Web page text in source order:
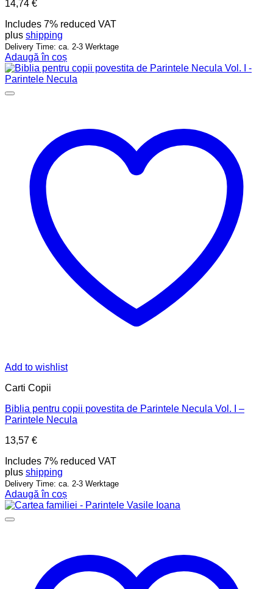
14,74 €
Includes 7% reduced VAT
plus shipping
Delivery Time: ca. 2-3 Werktage
Adaugă în coș
Add to wishlist
Carti Copii
Biblia pentru copii povestita de Parintele Necula Vol. I –
Parintele Necula
13,57 €
Includes 7% reduced VAT
plus shipping
Delivery Time: ca. 2-3 Werktage
Adaugă în coș